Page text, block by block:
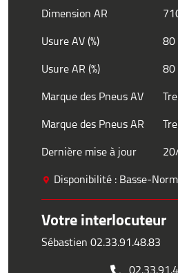
Dimension AR
Usure AV (%)
80
Usure AR (%)
80
Marque des Pneus AV
Marque des Pneus AR
Dernière mise à jour
Disponibilité : Basse-
Votre interlocuteur
Sébastien 02.33.91.48.83